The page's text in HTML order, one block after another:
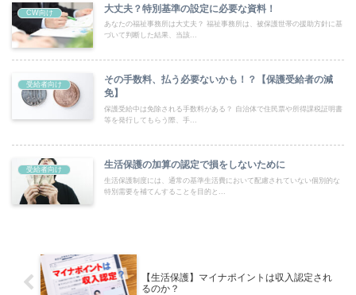
CW向け 大丈夫？特別基準の設定に必要な資料！
あなたの福祉事務所は大丈夫？ 福祉事務所は、被保護世帯の援助方針に基
づいて判断した結果、当該...
受給者向け
その手数料、払う必要ないかも！？【保護受給者の減
免】
保護受給中は免除される手数料がある？ 自治体で住民票や所得課税証明書
等を発行してもらう際、手...
受給者向け 生活保護の加算の認定で損をしないために
生活保護制度には、通常の基準生活費において配慮されていない個別的な
特別需要を補てんすることを目的と...
【生活保護】マイナポイントは収入認定され
るのか？